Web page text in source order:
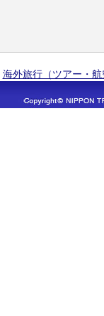
海外旅行（ツアー・航